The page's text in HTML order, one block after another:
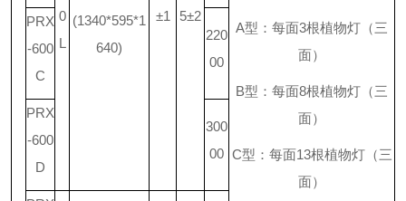
A型：每面3根植物灯（三
面）
B型：每面8根植物灯（三
面）
C型：每面13根植物灯（三
面）
0
L
(1340*595*1
640)
±1
5±2
PRX
-600
C
220
00
PRX
-600
D
300
00